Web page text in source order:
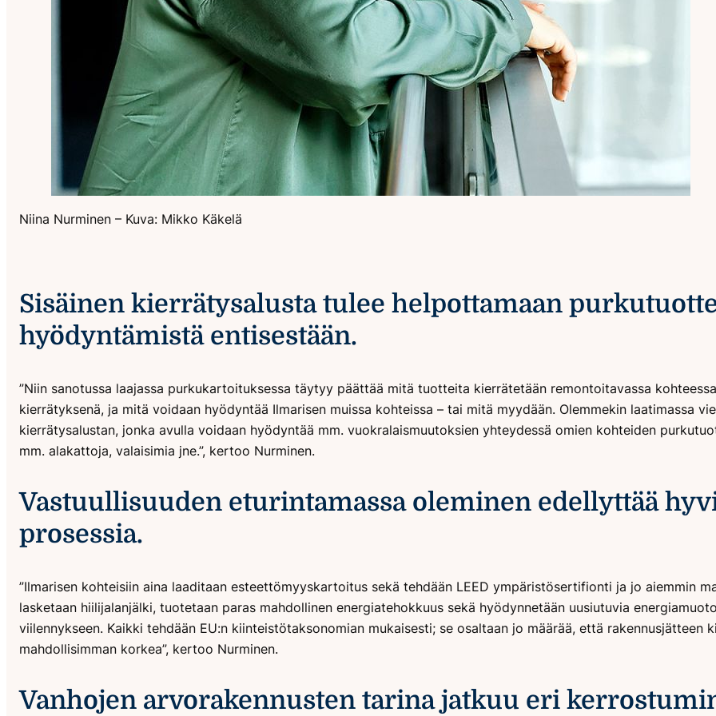
Niina Nurminen – Kuva: Mikko Käkelä
Sisäinen kierrätysalusta tulee helpottamaan
hyödyntämistä entisestään.
”Niin sanotussa laajassa purkukartoituksessa täytyy päättää mitä tuotteita kierrätetään remontoitavassa
kierrätyksenä, ja mitä voidaan hyödyntää Ilmarisen muissa kohteissa – tai mitä myydään. Olemmekin laatimassa
kierrätysalustan, jonka avulla voidaan hyödyntää mm. vuokralaismuutoksien yhteydessä omien kohteiden
mm. alakattoja, valaisimia jne.”, kertoo Nurminen.
Vastuullisuuden eturintamassa oleminen edellyttää
prosessia.
”Ilmarisen kohteisiin aina laaditaan esteettömyyskartoitus sekä tehdään LEED ympäristösertifionti ja jo aiemmin
lasketaan hiilijalanjälki, tuotetaan paras mahdollinen energiatehokkuus sekä hyödynnetään uusiutuvia
viilennykseen. Kaikki tehdään EU:n kiinteistötaksonomian mukaisesti; se osaltaan jo määrää, että rakennusjätteen
mahdollisimman korkea”, kertoo Nurminen.
Vanhojen arvorakennusten tarina jatkuu eri